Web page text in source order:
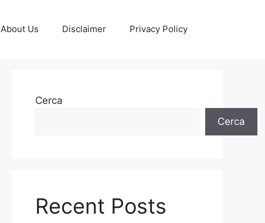
About Us Disclaimer Privacy Policy
Cerca
Cerca
Recent Posts